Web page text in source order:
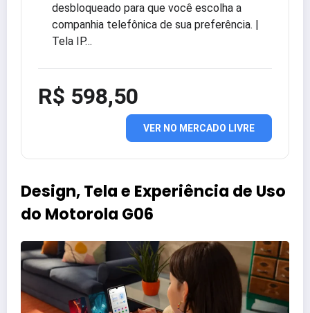
desbloqueado para que você escolha a
companhia telefônica de sua preferência. |
Tela IP…
R$ 598,50
VER NO MERCADO LIVRE
Design, Tela e Experiência de Uso
do Motorola G06